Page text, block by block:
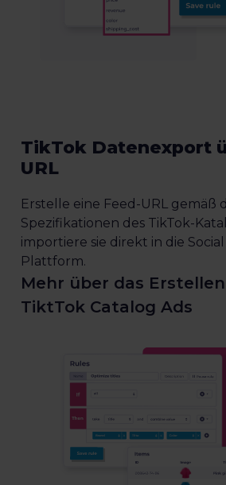
TikTok Datenexport
URL
Erstelle eine Feed-URL gemäß
Spezifikationen des TikTok-
importiere sie direkt in die
Plattform.
Mehr über das
TiktTok Catalog Ads